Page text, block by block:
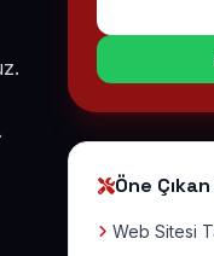
Öne
Web Sitesi